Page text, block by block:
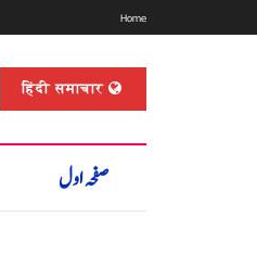
Home
हिंदी समाचार
صفحہ اول